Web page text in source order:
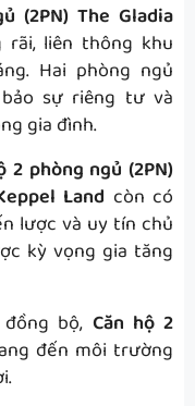
(2PN) The Gladia
liên thông khu
Hai phòng ngủ
sự riêng tư và
gia đình.
2 phòng ngủ (2PN)
Land còn có
lược và uy tín chủ
kỳ vọng gia tăng
bộ, Căn hộ 2
đến môi trường